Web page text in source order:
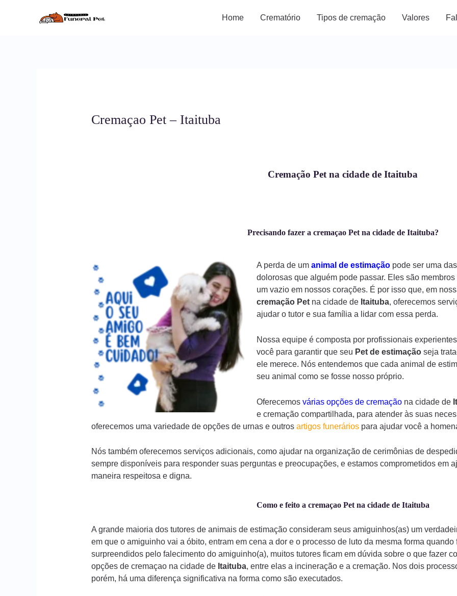
Home Crematório Tipos de cremação Valores
Cremaçao Pet – Itaituba
Cremação Pet na cidade de Itaituba
Precisando fazer a cremaçao Pet na cidade de Itaituba?
A perda de um animal de estimaçãopode ser uma
dolorosas que alguém pode passar. Eles são
um vazio em nossos corações. É por isso que, em
cremação Petna cidade de Itaituba, oferecemos
ajudar o tutor e sua família a lidar com essa perda.
Nossa equipe é composta por profissionais
você para garantir que seu Pet de estimaçãoseja
ele merece. Nós entendemos que cada animal de
seu animal como se fosse nosso próprio.
Oferecemos várias opções de cremaçãona cidade de
e cremação compartilhada, para atender às suas
oferecemos uma variedade de opções de urnas e outros artigos funeráriospara ajudar você a
Nós também oferecemos serviços adicionais, como ajudar na organização de cerimônias de
sempre disponíveis para responder suas perguntas e preocupações, e estamos comprometidos em
maneira respeitosa e digna.
Como e feito a cremaçao Pet na cidade de Itaituba
A grande maioria dos tutores de animais de estimação consideram seus amiguinhos(as) um
em que o amiguinho vai a óbito, entram em cena a dor e o processo de luto da mesma forma
surpreendidos pelo falecimento do amiguinho(a), muitos tutores ficam em dúvida sobre o que fazer
opções de cremaçao na cidade de Itaituba, entre elas a incineração e a cremação. Nos dois
porém, há uma diferença significativa na forma como são executados.